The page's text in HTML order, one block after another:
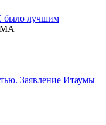
было лучшим
Заявление Итаумы